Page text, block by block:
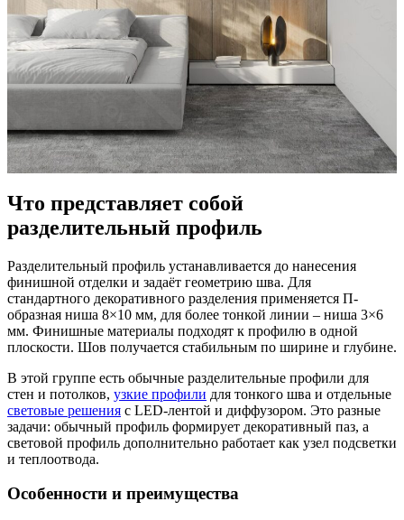
Что представляет собой
разделительный профиль
Разделительный профиль устанавливается до нанесения
финишной отделки и задаёт геометрию шва. Для
стандартного декоративного разделения применяется П-
образная ниша 8×10 мм, для более тонкой линии – ниша 3×6
мм. Финишные материалы подходят к профилю в одной
плоскости. Шов получается стабильным по ширине и глубине.
В этой группе есть обычные разделительные профили для
стен и потолков, узкие профили для тонкого шва и отдельные
световые решения с LED-лентой и диффузором. Это разные
задачи: обычный профиль формирует декоративный паз, а
световой профиль дополнительно работает как узел подсветки
и теплоотвода.
Особенности и преимущества